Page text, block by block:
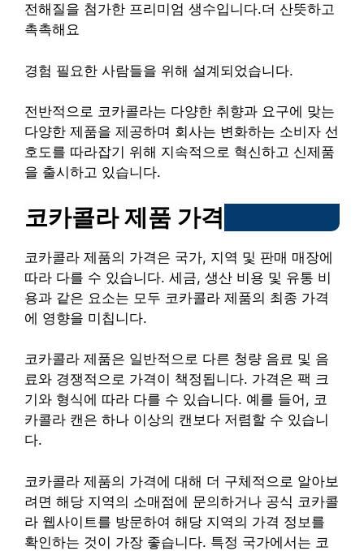
전해질을 첨가한 프리미엄 생수입니다.더 산뜻하고
촉촉해요
경험 필요한 사람들을 위해 설계되었습니다.
전반적으로 코카콜라는 다양한 취향과 요구에 맞는
다양한 제품을 제공하며 회사는 변화하는 소비자 선
호도를 따라잡기 위해 지속적으로 혁신하고 신제품
을 출시하고 있습니다.
코카콜라 제품 가격
코카콜라 제품의 가격은 국가, 지역 및 판매 매장에
따라 다를 수 있습니다. 세금, 생산 비용 및 유통 비
용과 같은 요소는 모두 코카콜라 제품의 최종 가격
에 영향을 미칩니다.
코카콜라 제품은 일반적으로 다른 청량 음료 및 음
료와 경쟁적으로 가격이 책정됩니다. 가격은 팩 크
기와 형식에 따라 다를 수 있습니다. 예를 들어, 코
카콜라 캔은 하나 이상의 캔보다 저렴할 수 있습니
다.
코카콜라 제품의 가격에 대해 더 구체적으로 알아보
려면 해당 지역의 소매점에 문의하거나 공식 코카콜
라 웹사이트를 방문하여 해당 지역의 가격 정보를
확인하는 것이 가장 좋습니다. 특정 국가에서는 코